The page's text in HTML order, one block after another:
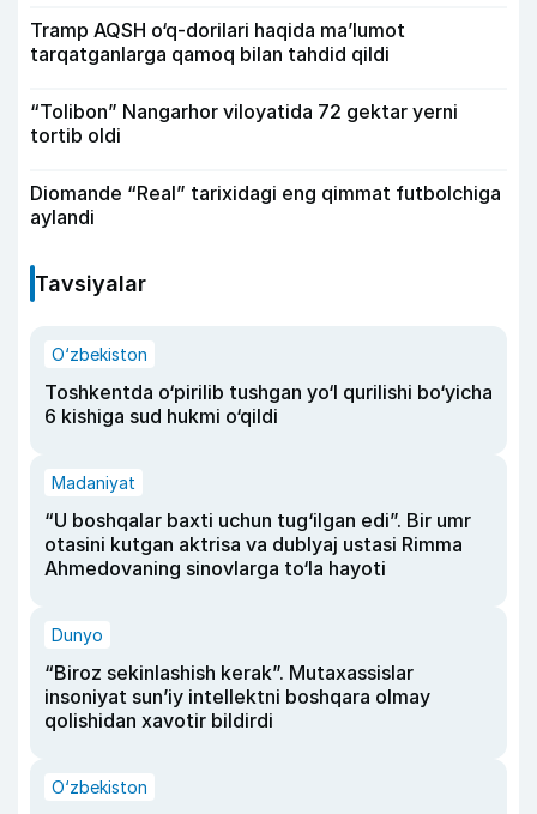
Tramp AQSH o‘q-dorilari haqida ma’lumot
tarqatganlarga qamoq bilan tahdid qildi
“Tolibon” Nangarhor viloyatida 72 gektar yerni
tortib oldi
Diomande “Real” tarixidagi eng qimmat futbolchiga
aylandi
Tavsiyalar
O‘zbekiston
Toshkentda o‘pirilib tushgan yo‘l qurilishi bo‘yicha
6 kishiga sud hukmi o‘qildi
Madaniyat
“U boshqalar baxti uchun tug‘ilgan edi”. Bir umr
otasini kutgan aktrisa va dublyaj ustasi Rimma
Ahmedovaning sinovlarga to‘la hayoti
Dunyo
“Biroz sekinlashish kerak”. Mutaxassislar
insoniyat sun’iy intellektni boshqara olmay
qolishidan xavotir bildirdi
O‘zbekiston